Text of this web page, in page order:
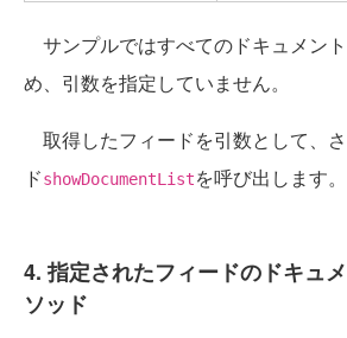
サンプルではすべてのドキュメン
め、引数を指定していません。
取得したフィードを引数として、
ドshowDocumentListを呼び出します。
4. 指定されたフィードのドキュ
ソッド